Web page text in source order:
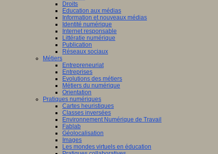
Droits
Education aux médias
Information et nouveaux médias
Identité numérique
Internet responsable
Littératie numérique
Publication
Réseaux sociaux
Métiers
Entrepreneuriat
Entreprises
Evolutions des métiers
Métiers du numérique
Orientation
Pratiques numériques
Cartes heuristiques
Classes inversées
Environnement Numérique de Travail
Fablab
Géolocalisation
Images
Les mondes virtuels en éducation